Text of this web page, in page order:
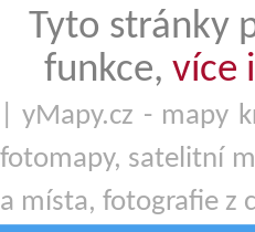
Tyto stránky
funkce, více
| yMapy.cz - mapy
fotomapy, satelitní
a místa, fotografie z